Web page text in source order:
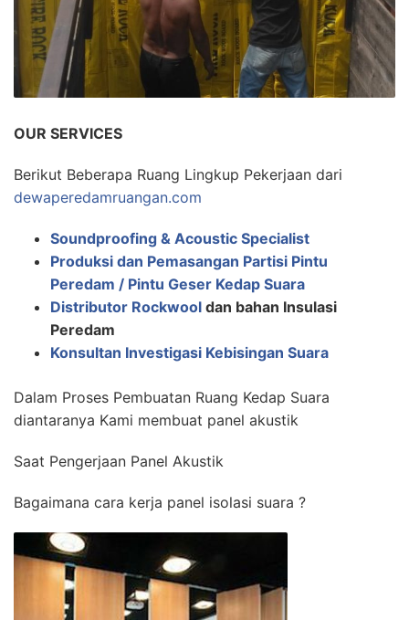
OUR SERVICES
Berikut Beberapa Ruang Lingkup Pekerjaan dari
dewaperedamruangan.com
Soundproofing & Acoustic Specialist
Produksi dan Pemasangan Partisi Pintu
Peredam / Pintu Geser Kedap Suara
Distributor Rockwool dan bahan Insulasi
Peredam
Konsultan Investigasi Kebisingan Suara
Dalam Proses Pembuatan Ruang Kedap Suara
diantaranya Kami membuat panel akustik
Saat Pengerjaan Panel Akustik
Bagaimana cara kerja panel isolasi suara ?